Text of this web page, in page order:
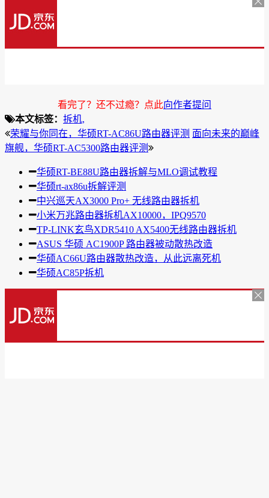
看完了？还不过瘾？点此向作者提问
本文标签： 拆机,
荣耀与你同在，华硕RT-AC86U路由器评测 面向未来的巅峰
旗舰，华硕RT-AC5300路由器评测
华硕RT-BE88U路由器拆解与MLO调试教程
华硕rt-ax86u拆解评测
中兴巡天AX3000 Pro+ 无线路由器拆机
小米万兆路由器拆机AX10000，IPQ9570
TP-LINK玄鸟XDR5410 AX5400无线路由器拆机
ASUS 华硕 AC1900P 路由器被动散热改造
华硕AC66U路由器散热改造，从此远离死机
华硕AC85P拆机